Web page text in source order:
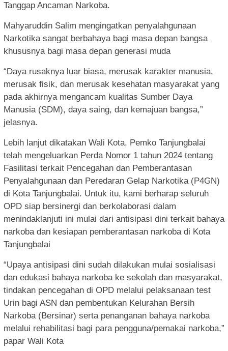
Tanggap Ancaman Narkoba.
Mahyaruddin Salim mengingatkan penyalahgunaan
Narkotika sangat berbahaya bagi masa depan bangsa
khususnya bagi masa depan generasi muda
“Daya rusaknya luar biasa, merusak karakter manusia,
merusak fisik, dan merusak kesehatan masyarakat yang
pada akhirnya mengancam kualitas Sumber Daya
Manusia (SDM), daya saing, dan kemajuan bangsa,”
jelasnya.
Lebih lanjut dikatakan Wali Kota, Pemko Tanjungbalai
telah mengeluarkan Perda Nomor 1 tahun 2024 tentang
Fasilitasi terkait Pencegahan dan Pemberantasan
Penyalahgunaan dan Peredaran Gelap Narkotika (P4GN)
di Kota Tanjungbalai. Untuk itu, kami berharap seluruh
OPD siap bersinergi dan berkolaborasi dalam
menindaklanjuti ini mulai dari antisipasi dini terkait bahaya
narkoba dan kesiapan pemberantasan narkoba di Kota
Tanjungbalai
“Upaya antisipasi dini sudah dilakukan mulai sosialisasi
dan edukasi bahaya narkoba ke sekolah dan masyarakat,
tindakan pencegahan di OPD melalui pelaksanaan test
Urin bagi ASN dan pembentukan Kelurahan Bersih
Narkoba (Bersinar) serta penanganan bahaya narkoba
melalui rehabilitasi bagi para pengguna/pemakai narkoba,”
papar Wali Kota